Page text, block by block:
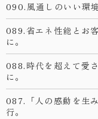
090.風通しのいい環
089.省エネ性能とお
に。
088.時代を超えて愛
に。
087.「人の感動を生
行。